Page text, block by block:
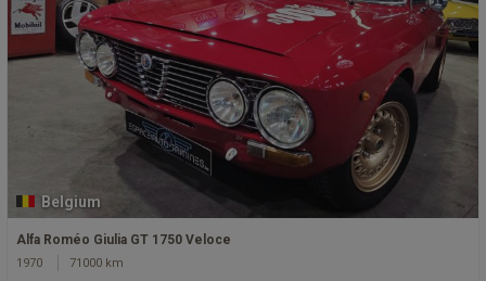
Belgium
Alfa Roméo Giulia GT 1750 Veloce
1970 71000 km